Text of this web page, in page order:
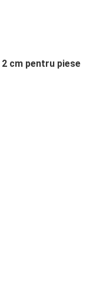
cm pentru piese